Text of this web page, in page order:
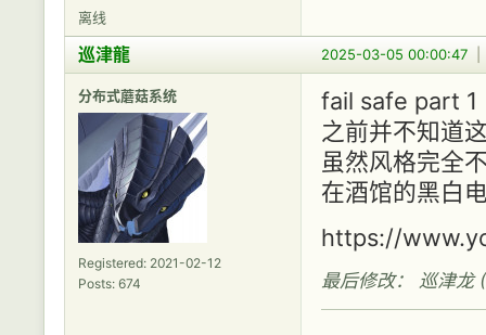
离线
2025-03-05 00:00:47
巡津龍
分布式蘑菇系统
Registered: 2021-02-12
Posts: 674
fail safe part 1
之前并不知道
虽然风格完全
在酒馆的黑白
https://
最后修改： 巡津